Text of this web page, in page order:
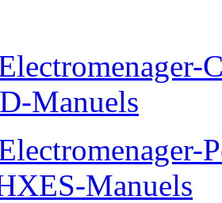
Manuels
Manuels